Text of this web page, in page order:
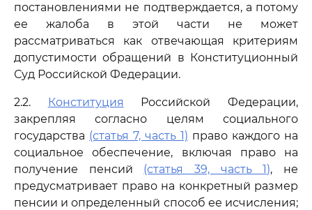
постановлениями не подтверждается, а потому
ее жалоба в этой части не может
рассматриваться как отвечающая критериям
допустимости обращений в Конституционный
Суд Российской Федерации.
2.2. Конституция Российской Федерации,
закрепляя согласно целям социального
государства (статья 7, часть 1) право каждого на
социальное обеспечение, включая право на
получение пенсий (статья 39, часть 1), не
предусматривает право на конкретный размер
пенсии и определенный способ ее исчисления;